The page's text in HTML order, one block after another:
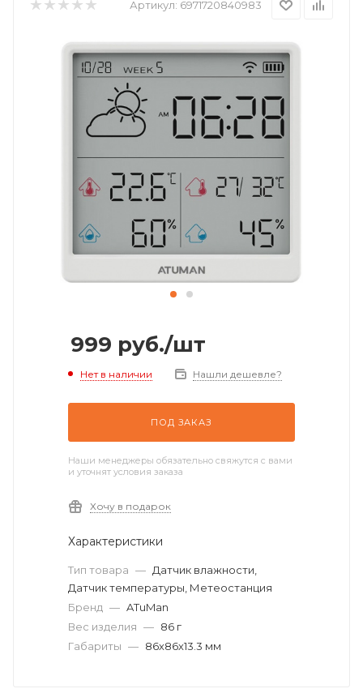
Артикул: 6971720840983
999 руб./шт
Нет в наличии Нашли дешевле?
ПОД ЗАКАЗ
Наши менеджеры обязательно свяжутся с вами
и уточнят условия заказа
Хочу в подарок
Характеристики
Тип товара — Датчик влажности,
Датчик температуры, Метеостанция
Бренд — ATuMan
Вес изделия — 86 г
Габариты — 86х86х13.3 мм